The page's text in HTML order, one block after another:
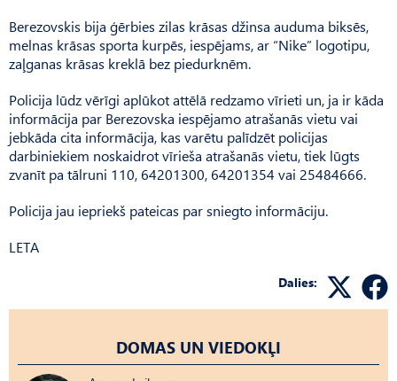
Berezovskis bija ģērbies zilas krāsas džinsa auduma biksēs,
melnas krāsas sporta kurpēs, iespējams, ar “Nike” logotipu,
zaļganas krāsas kreklā bez piedurknēm.
Policija lūdz vērīgi aplūkot attēlā redzamo vīrieti un, ja ir kāda
informācija par Berezovska iespējamo atrašanās vietu vai
jebkāda cita informācija, kas varētu palīdzēt policijas
darbiniekiem noskaidrot vīrieša atrašanās vietu, tiek lūgts
zvanīt pa tālruni 110, 64201300, 64201354 vai 25484666.
Policija jau iepriekš pateicas par sniegto informāciju.
LETA
Dalies:
DOMAS UN VIEDOKĻI